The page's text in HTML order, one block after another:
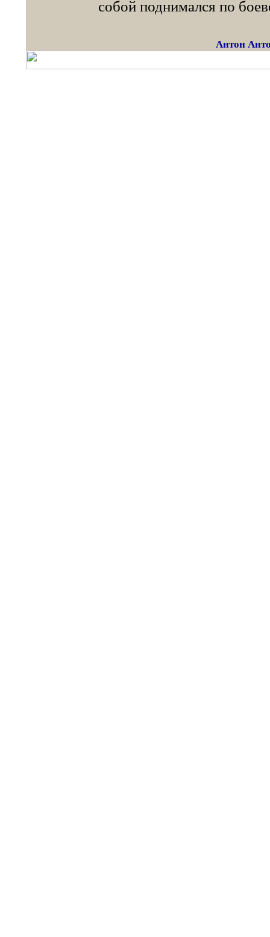
собой поднимался по
Антон